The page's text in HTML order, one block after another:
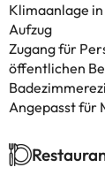
Klimaanlage
Aufzug
Zugang für
öffentlichen
Angepasst für